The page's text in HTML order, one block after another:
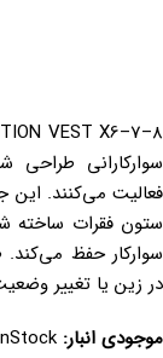
سوارکارانی
فعالیت می‌کنند.
ستون فقرات ساخته
سوارکار حفظ
در زین یا تغییر
موجودی انبار: